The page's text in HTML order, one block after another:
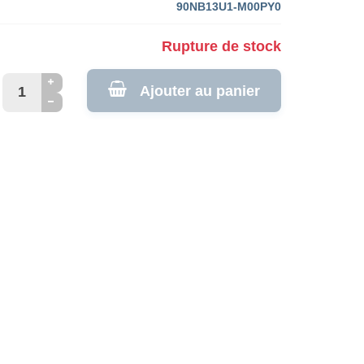
90NB13U1-M00PY0
Rupture de stock
Ajouter au panier